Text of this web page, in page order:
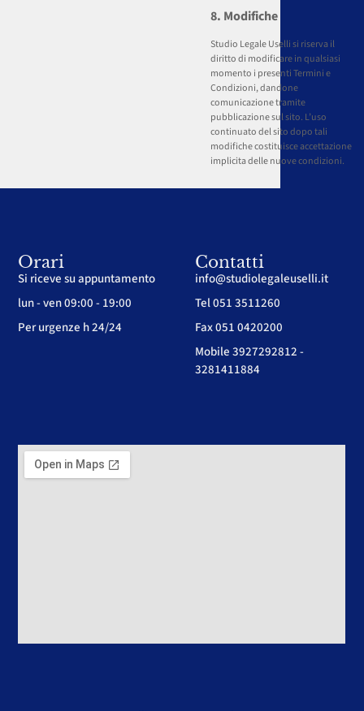
8. Modifiche
Studio Legale Uselli si riserva il
diritto di modificare in qualsiasi
momento i presenti Termini e
Condizioni, dandone
comunicazione tramite
pubblicazione sul sito. L’uso
continuato del sito dopo tali
modifiche costituisce accettazione
implicita delle nuove condizioni.
Orari
Si riceve su appuntamento
lun - ven 09:00 - 19:00
Per urgenze h 24/24
Contatti
info@studiolegaleuselli.it
Tel 051 3511260
Fax 051 0420200
Mobile 3927292812 -
3281411884